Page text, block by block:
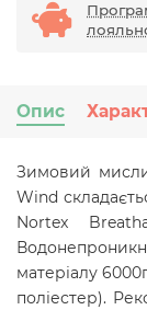
Опис
Зимовий
Wind
Nortex
матеріалу
поліестер).